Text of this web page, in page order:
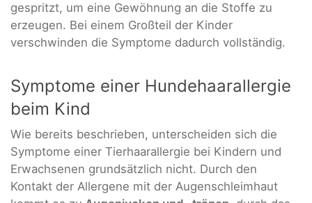
gespritzt, um eine Gewöhnung an die Stoffe zu
erzeugen. Bei einem Großteil der Kinder
verschwinden die Symptome dadurch vollständig.
Symptome einer Hundehaarallergie
beim Kind
Wie bereits beschrieben, unterscheiden sich die
Symptome einer Tierhaarallergie bei Kindern und
Erwachsenen grundsätzlich nicht. Durch den
Kontakt der Allergene mit der Augenschleimhaut